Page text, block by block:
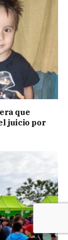
que
juicio por